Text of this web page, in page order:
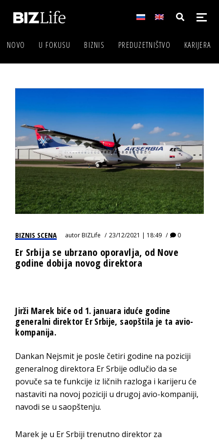
NOVO U FOKUSU BIZNIS PREDUZETNIŠTVO KARIJERA
BIZNIS SCENA autorBIZLife 23/12/2021 | 18:49 0
Er Srbija se ubrzano oporavlja, od Nove
godine dobija novog direktora
Jirži Marek biće od 1. januara iduće godine
generalni direktor Er Srbije, saopštila je ta avio-
kompanija.
Dankan Nejsmit je posle četiri godine na poziciji
generalnog direktora Er Srbije odlučio da se
povuče sa te funkcije iz ličnih razloga i karijeru će
nastaviti na novoj poziciji u drugoj avio-kompaniji,
navodi se u saopštenju.
Marek je u Er Srbiji trenutno direktor za